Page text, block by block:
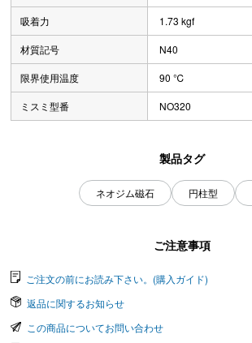
吸着力 1.73 kgf
材質記号 N40
限界使用温度 90 ℃
ミスミ型番 NO320
製品タグ
ネオジム磁石 円柱型
ご注意事項
ご注文の前にお読み下さい。(購入ガイド)
返品に関するお知らせ
この商品についてお問い合わせ